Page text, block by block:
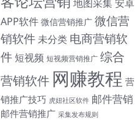
地图采集安卓
APP软件 微信营销推广 微信营
销软件未分类 电商营销软
件短视频 短视频营销推广 综合
营销软件 网赚教程 营
销推广技巧 虎妞社区软件 邮件营销
邮件营销推广 采集发布规则